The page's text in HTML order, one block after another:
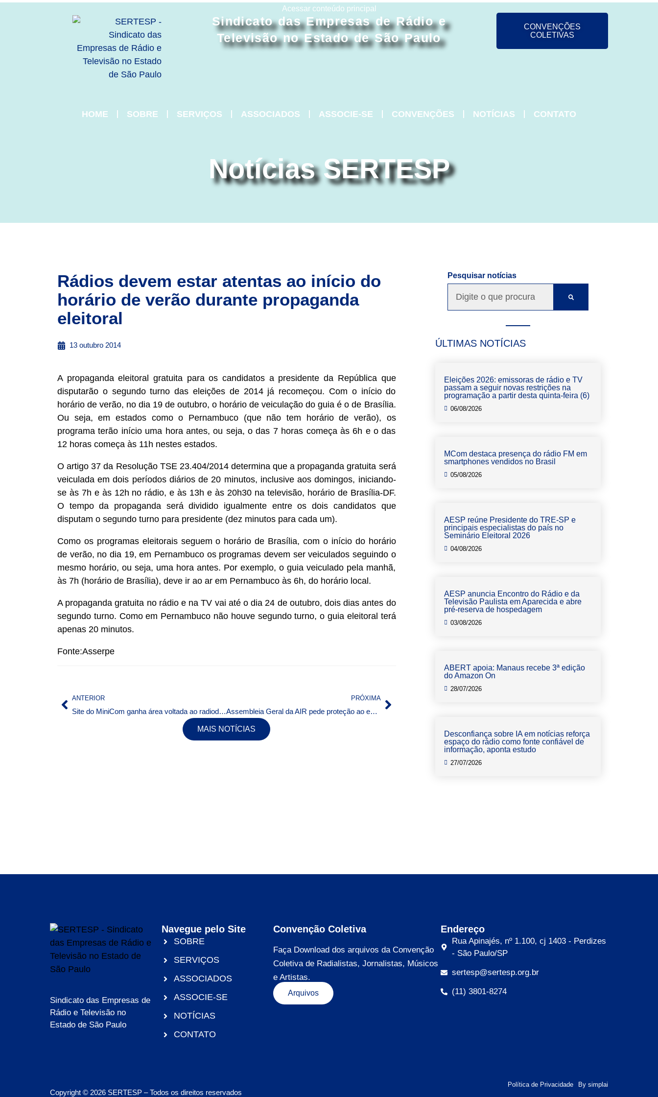
Acessar conteúdo principal
Sindicato das Empresas de Rádio e
Televisão no Estado de São Paulo
CONVENÇÕES
COLETIVAS
HOME SOBRE SERVIÇOS ASSOCIADOS ASSOCIE-SE CONVENÇÕES NOTÍCIAS CONTATO
Notícias SERTESP
Rádios devem estar atentas ao início do
horário de verão durante propaganda
eleitoral
13 outubro 2014
A propaganda eleitoral gratuita para os candidatos a presidente da República que
disputarão o segundo turno das eleições de 2014 já recomeçou. Com o início do
horário de verão, no dia 19 de outubro, o horário de veiculação do guia é o de Brasília.
Ou seja, em estados como o Pernambuco (que não tem horário de verão), os
programa terão início uma hora antes, ou seja, o das 7 horas começa às 6h e o das
12 horas começa às 11h nestes estados.
O artigo 37 da Resolução TSE 23.404/2014 determina que a propaganda gratuita será
veiculada em dois períodos diários de 20 minutos, inclusive aos domingos, iniciando-
se às 7h e às 12h no rádio, e às 13h e às 20h30 na televisão, horário de Brasília-DF.
O tempo da propaganda será dividido igualmente entre os dois candidatos que
disputam o segundo turno para presidente (dez minutos para cada um).
Como os programas eleitorais seguem o horário de Brasília, com o início do horário
de verão, no dia 19, em Pernambuco os programas devem ser veiculados seguindo o
mesmo horário, ou seja, uma hora antes. Por exemplo, o guia veiculado pela manhã,
às 7h (horário de Brasília), deve ir ao ar em Pernambuco às 6h, do horário local.
A propaganda gratuita no rádio e na TV vai até o dia 24 de outubro, dois dias antes do
segundo turno. Como em Pernambuco não houve segundo turno, o guia eleitoral terá
apenas 20 minutos.
Fonte:Asserpe
ANTERIOR
Site do MiniCom ganha área voltada ao radiodifusor
PRÓXIMA
Assembleia Geral da AIR pede proteção ao espectro da radiodifusão e a conteúdo audiovisual
MAIS NOTÍCIAS
Pesquisar notícias
ÚLTIMAS NOTÍCIAS
Eleições 2026: emissoras de rádio e TV
passam a seguir novas restrições na
programação a partir desta quinta-feira (6)
06/08/2026
MCom destaca presença do rádio FM em
smartphones vendidos no Brasil
05/08/2026
AESP reúne Presidente do TRE-SP e
principais especialistas do país no
Seminário Eleitoral 2026
04/08/2026
AESP anuncia Encontro do Rádio e da
Televisão Paulista em Aparecida e abre
pré-reserva de hospedagem
03/08/2026
ABERT apoia: Manaus recebe 3ª edição
do Amazon On
28/07/2026
Desconfiança sobre IA em notícias reforça
espaço do rádio como fonte confiável de
informação, aponta estudo
27/07/2026
Sindicato das Empresas de
Rádio e Televisão no
Estado de São Paulo
Navegue pelo Site
SOBRE
SERVIÇOS
ASSOCIADOS
ASSOCIE-SE
NOTÍCIAS
CONTATO
Convenção Coletiva
Faça Download dos arquivos da Convenção
Coletiva de Radialistas, Jornalistas, Músicos
e Artistas.
Arquivos
Endereço
Rua Apinajés, nº 1.100, cj 1403 - Perdizes
- São Paulo/SP
sertesp@sertesp.org.br
(11) 3801-8274
Copyright © 2026 SERTESP – Todos os direitos reservados
Política de Privacidade By simplai